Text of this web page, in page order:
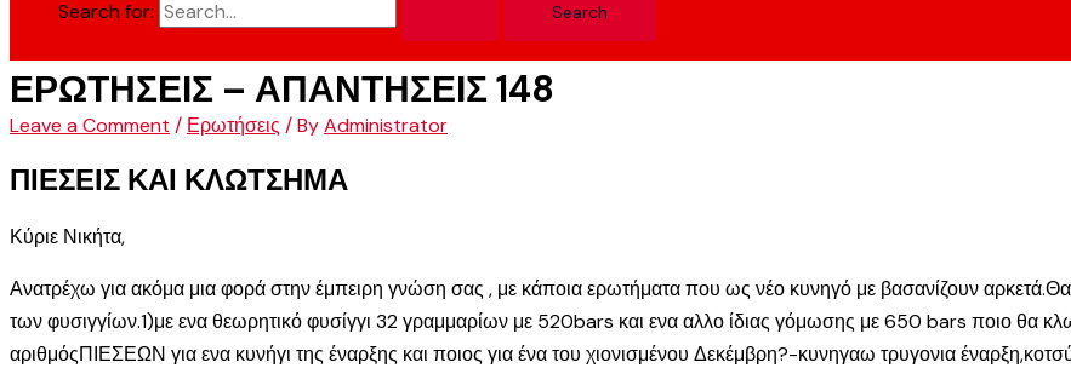
Search for:
ΕΡΩΤΗΣΕΙΣ – ΑΠΑΝΤΗΣΕΙΣ 148
Leave a Comment / Ερωτήσεις / ByAdministrator
ΠΙΕΣΕΙΣ ΚΑΙ ΚΛΩΤΣΗΜΑ
Κύριε Νικήτα,
Ανατρέχω για ακόμα μια φορά στην έμπειρη γνώση σας , με κάποια ερωτήματα που ως νέο κυνηγό με βασανίζουν αρκετά.Θα
των φυσιγγίων.1)με ενα θεωρητικό φυσίγγι 32 γραμμαρίων με 520bars και ενα αλλο ίδιας γόμωσης με 650 bars ποιο θα
αριθμόςΠΙΕΣΕΩΝ για ενα κυνήγι της έναρξης και ποιος για ένα του χιονισμένου Δεκέμβρη?-κυνηγαω τρυγονια